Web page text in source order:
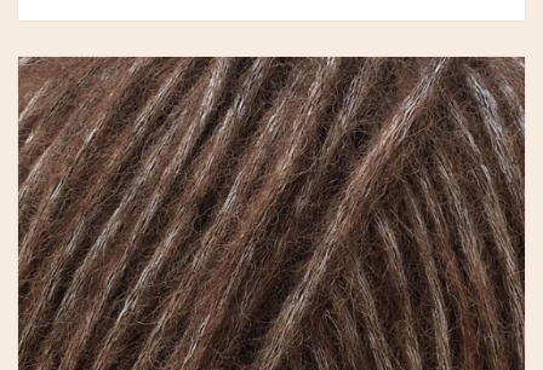
HAMMERSHUS FAIRTRADE
HARTGUT
IB LAURSEN
IBU JEWELS
KINTOBE
KOUSTRUP & CO.